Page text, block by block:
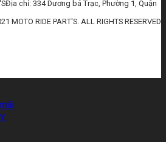
chỉ: 334 Dương bá Trạc, Phường 1, Quận
MOTO RIDE PART'S. ALL RIGHTS RESERVED